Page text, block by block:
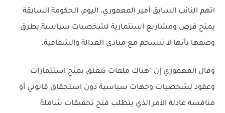
اتهم النائب السابق أمير المعموري، اليوم، الحكومة السابقة
بمنح فرص ومشاريع استثمارية لشخصيات سياسية بطرق
وصفها بأنها لا تنسجم مع مبادئ العدالة والشفافية.
وقال المعموري إن "هناك ملفات تتعلق بمنح استثمارات
وعقود لشخصيات وجهات سياسية دون استحقاق قانوني أو
منافسة عادلة الأمر الذي يتطلب فتح تحقيقات شاملة